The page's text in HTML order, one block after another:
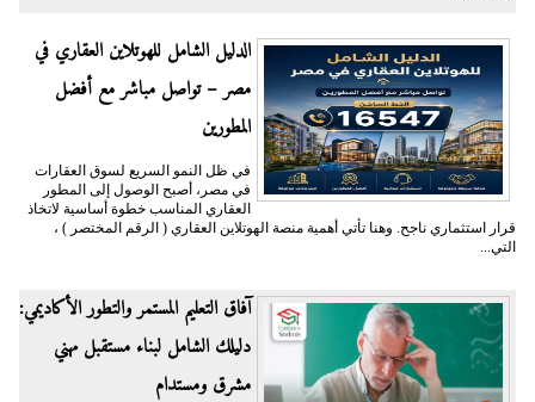
الدليل الشامل للهوتلاين العقاري في
مصر – تواصل مباشر مع أفضل
المطورين
في ظل النمو السريع لسوق العقارات
في مصر، أصبح الوصول إلى المطور
العقاري المناسب خطوة أساسية لاتخاذ
قرار استثماري ناجح. وهنا تأتي أهمية منصة الهوتلاين العقاري ( الرقم المختصر ) ،
التي...
آفاق التعليم المستمر والتطور الأكاديمي:
دليلك الشامل لبناء مستقبل مهني
مشرق ومستدام